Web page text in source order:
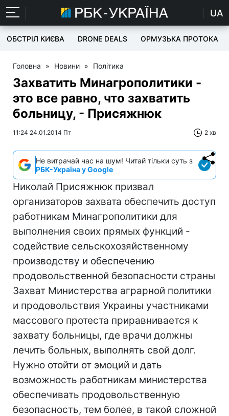
UA
ОБСТРІЛ КИЄВА DRONE DEALS ОРМУЗЬКА ПРОТОКА
Головна » Новини » Політика
Захватить Минагрополитики -
это все равно, что захватить
больницу, - Присяжнюк
11:24 24.01.2014 Пт 2 хв
Не витрачай час на шум! Читай тільки суть з
РБК-Україна у Google
Николай Присяжнюк призвал
организаторов захвата обеспечить доступ
работникам Минагрополитики для
выполнения своих прямых функций -
содействие сельскохозяйственному
производству и обеспечению
продовольственной безопасности страны
Захват Министерства аграрной политики
и продовольствия Украины участниками
массового протеста приравнивается к
захвату больницы, где врачи должны
лечить больных, выполнять свой долг.
Нужно отойти от эмоций и дать
возможность работникам министерства
обеспечивать продовольственную
безопасность, тем более, в такой сложной